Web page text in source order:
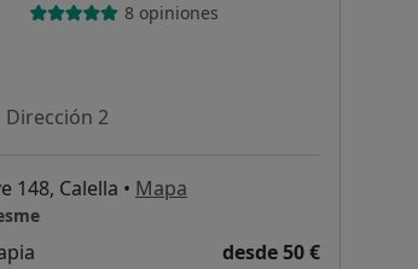
8 opiniones
Dirección 2
148, Calella • Mapa
desde 50 €